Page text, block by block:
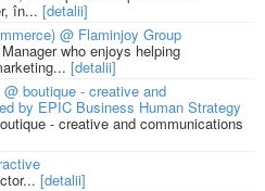
în... [detalii]
@ Flaminjoy Group
who enjoys helping
[detalii]
boutique - creative and
by EPIC Business Human Strategy
- creative and communications
[detalii]